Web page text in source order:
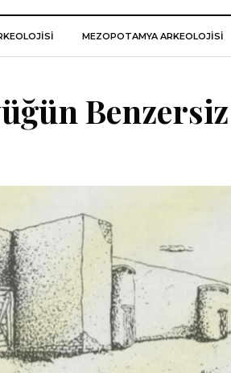
MEZOPOTAMYA ARKEOLOJISI